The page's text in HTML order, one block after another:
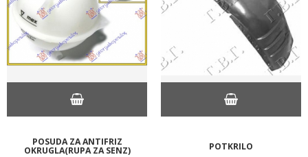
POSUDA ZA ANTIFRIZ
OKRUGLA(RUPA ZA SENZ) POTKRILO